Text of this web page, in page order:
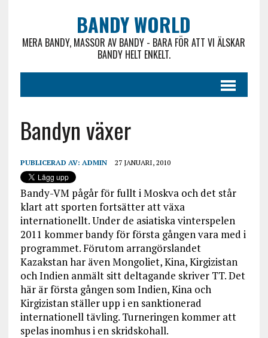
BANDY WORLD
MERA BANDY, MASSOR AV BANDY - BARA FÖR ATT VI ÄLSKAR
BANDY HELT ENKELT.
Bandyn växer
PUBLICERAD AV: ADMIN 27 JANUARI, 2010
Bandy-VM pågår för fullt i Moskva och det står
klart att sporten fortsätter att växa
internationellt. Under de asiatiska vinterspelen
2011 kommer bandy för första gången vara med i
programmet. Förutom arrangörslandet
Kazakstan har även Mongoliet, Kina, Kirgizistan
och Indien anmält sitt deltagande skriver TT. Det
här är första gången som Indien, Kina och
Kirgizistan ställer upp i en sanktionerad
internationell tävling. Turneringen kommer att
spelas inomhus i en skridskohall.